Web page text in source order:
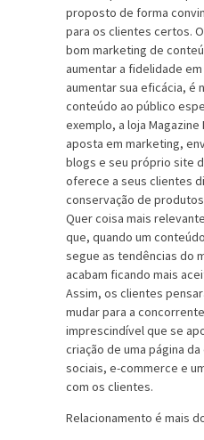
proposto de forma
para os clientes certos.
bom marketing de
aumentar a fidelidade em
aumentar sua eficácia, é
conteúdo ao público
exemplo, a loja Magazine
aposta em marketing,
blogs e seu próprio site
oferece a seus clientes
conservação de
Quer coisa mais
que, quando um
segue as tendências do
acabam ficando mais
Assim, os clientes
mudar para a
imprescindível que se
criação de uma página
sociais, e-commerce e
com os clientes.
Relacionamento é mais